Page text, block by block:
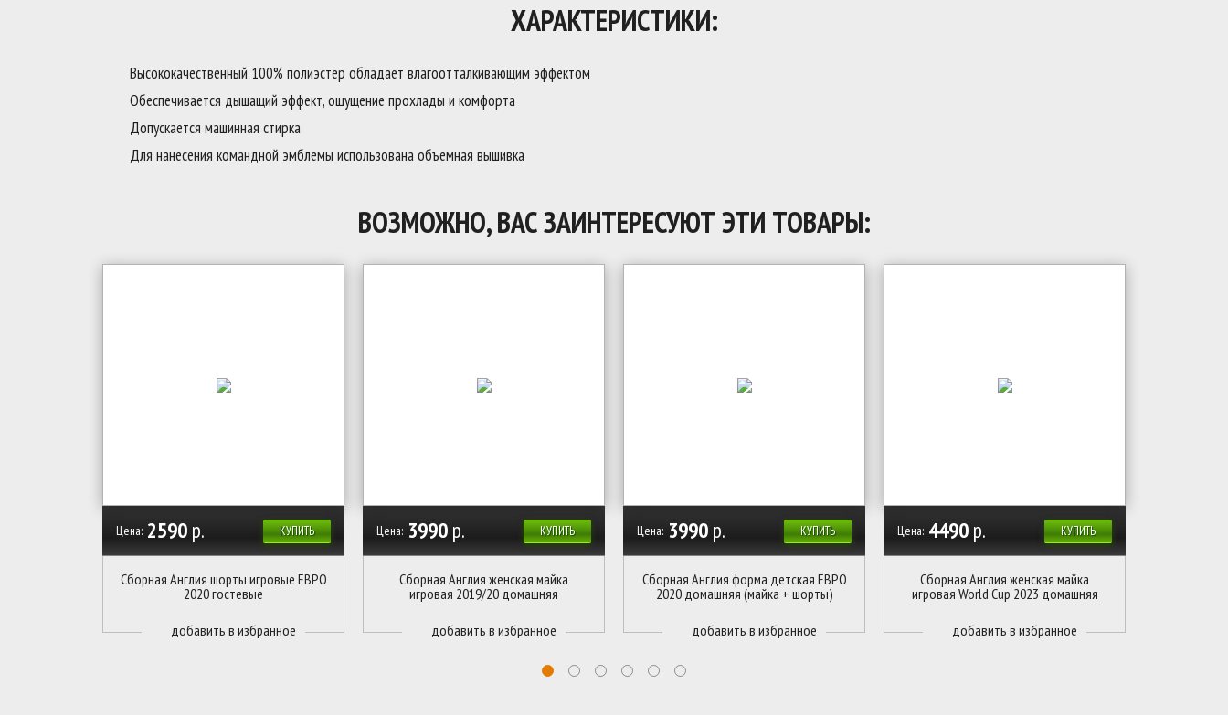
ХАРАКТЕРИСТИКИ:
Высококачественный 100% полиэстер обладает влагоотталкивающим эффектом
Обеспечивается дышащий эффект, ощущение прохлады и комфорта
Допускается машинная стирка
Для нанесения командной эмблемы использована объемная вышивка
ВОЗМОЖНО, ВАС ЗАИНТЕРЕСУЮТ ЭТИ ТОВАРЫ:
КУПИТЬ
Цена: 2590р.
Сборная Англия шорты игровые ЕВРО
2020 гостевые
КУПИТЬ
Цена: 3990р.
Сборная Англия женская майка
игровая 2019/20 домашняя
КУПИТЬ
Цена: 3990р.
Сборная Англия форма детская ЕВРО
2020 домашняя (майка + шорты)
КУПИТЬ
Цена: 4490р.
Сборная Англия женская майка
игровая World Cup 2023 домашняя